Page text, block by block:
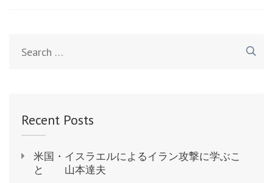
用
Recent Posts
米国・イスラエルによるイラン攻撃に学ぶこ
と 山本達夫